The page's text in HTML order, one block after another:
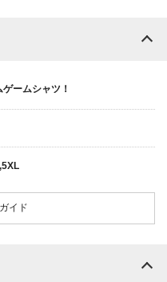
ームシャツ！
イド